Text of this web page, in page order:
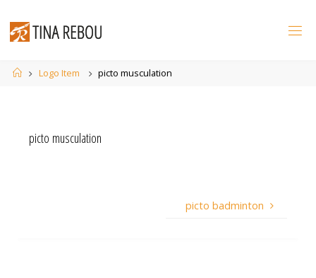
content
HomeLogo Item picto musculation
picto musculation
picto badminton